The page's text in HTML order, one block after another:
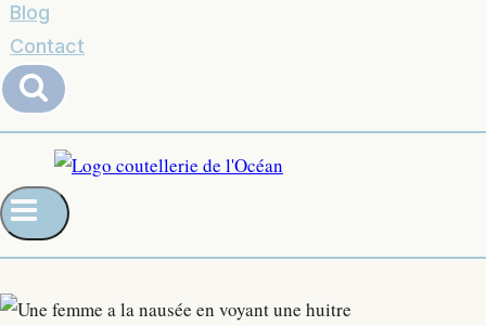
Blog
Contact